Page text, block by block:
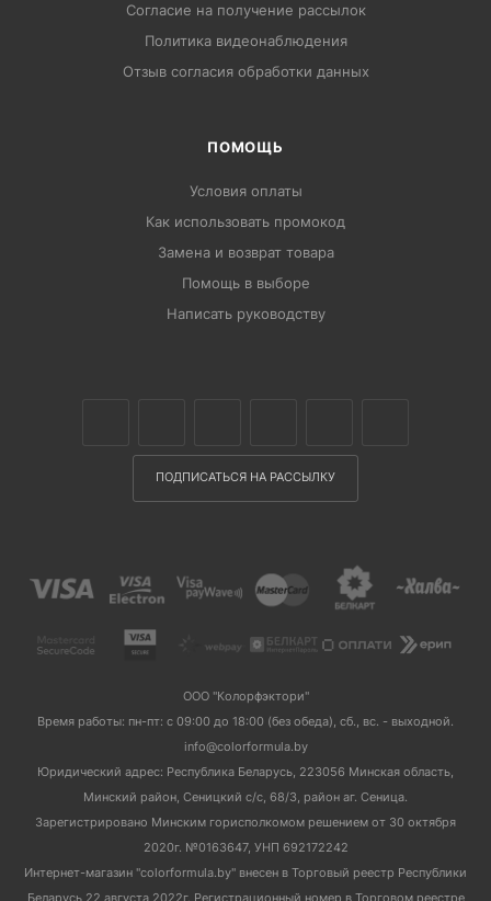
Согласие на получение рассылок
Политика видеонаблюдения
Отзыв согласия обработки данных
ПОМОЩЬ
Условия оплаты
Как использовать промокод
Замена и возврат товара
Помощь в выборе
Написать руководству
ПОДПИСАТЬСЯ НА РАССЫЛКУ
ООО "Колорфэктори"
Время работы: пн-пт: с 09:00 до 18:00 (без обеда), сб., вс. - выходной.
info@colorformula.by
Юридический адрес: Республика Беларусь, 223056 Минская область,
Минский район, Сеницкий с/с, 68/3, район аг. Сеница.
Зарегистрировано Минским горисполкомом решением от 30 октября
2020г. №0163647, УНП 692172242
Интернет-магазин "colorformula.by" внесен в Торговый реестр Республики